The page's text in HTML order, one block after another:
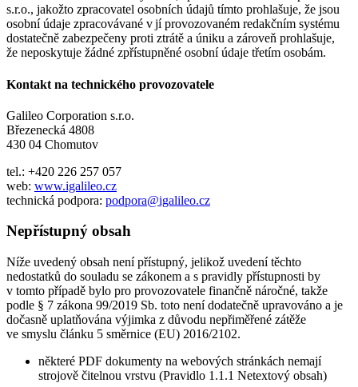
s.r.o., jakožto zpracovatel osobních údajů tímto prohlašuje, že jsou
osobní údaje zpracovávané v jí provozovaném redakčním systému
dostatečně zabezpečeny proti ztrátě a úniku a zároveň prohlašuje,
že neposkytuje žádné zpřístupněné osobní údaje třetím osobám.
Kontakt na technického provozovatele
Galileo Corporation s.r.o.
Březenecká 4808
430 04 Chomutov
tel.: +420 226 257 057
web: www.igalileo.cz
technická podpora: podpora@igalileo.cz
Nepřístupný obsah
Níže uvedený obsah není přístupný, jelikož uvedení těchto
nedostatků do souladu se zákonem a s pravidly přístupnosti by
v tomto případě bylo pro provozovatele finančně náročné, takže
podle § 7 zákona 99/2019 Sb. toto není dodatečně upravováno a je
dočasně uplatňována výjimka z důvodu nepřiměřené zátěže
ve smyslu článku 5 směrnice (EU) 2016/2102.
některé PDF dokumenty na webových stránkách nemají
strojově čitelnou vrstvu (Pravidlo 1.1.1 Netextový obsah)